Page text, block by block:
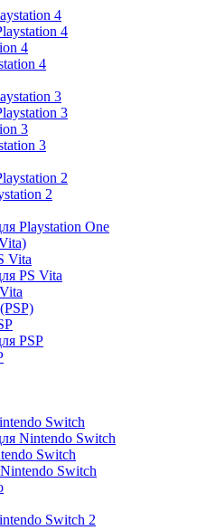
4
4
4
4
3
3
3
3
2
2
Playstation One
Vita
PS Vita
PSP
Switch
Nintendo Switch
Switch
Switch
Switch 2